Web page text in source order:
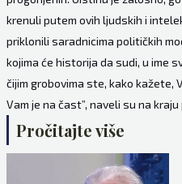
krenuli putem ovih ljudskih i
priklonili saradnicima političkih
kojima će historija da sudi, u ime
čijim grobovima ste, kako kažete,
Vam je na čast”, naveli su na kraju
Pročitajte više